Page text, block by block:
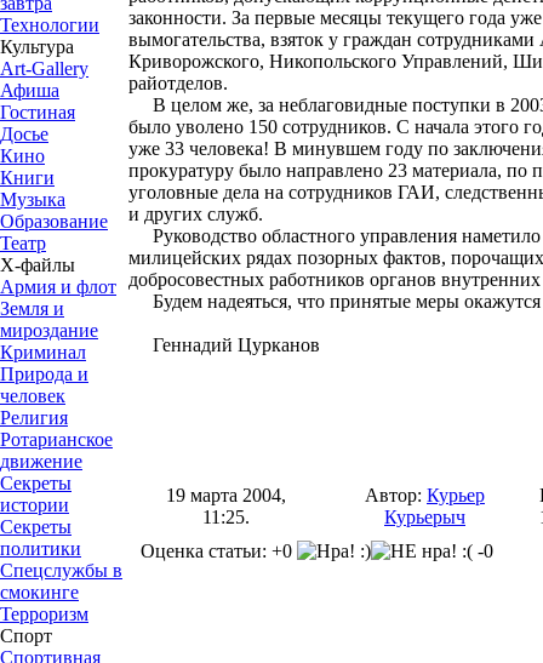
Технологии
Культура
Art-Gallery
Афиша
Гостиная
Досье
Кино
Книги
Музыка
Образование
Театр
Х-файлы
Армия и флот
Земля и
мироздание
Криминал
Природа и
человек
Религия
Ротарианское
движение
Секреты
истории
Секреты
политики
Спецслужбы в
смокинге
Терроризм
Спорт
Спортивная
законности. За первые месяцы текущего года
вымогательства, взяток у граждан
Криворожского, Никопольского Управлений,
райотделов.
В целом же, за неблаговидные поступки в
было уволено 150 сотрудников. С начала этого
уже 33 человека! В минувшем году по
прокуратуру было направлено 23 материала, по
уголовные дела на сотрудников ГАИ,
и других служб.
Руководство областного управления
милицейских рядах позорных фактов,
добросовестных работников органов
Будем надеяться, что принятые меры
Геннадий Цурканов
19 марта 2004,
11:25.
Автор: Курьер
Курьерыч
Оценка статьи: +0
-0